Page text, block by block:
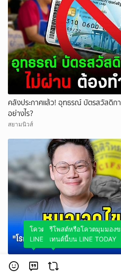
คลังประกาศแล้ว! อุทธรณ์ บัตรสวัสดิก
อย่างไร?
สยามนิวส์
หมอเจดไขคำตอบ! โรคแม่ม่าย คืออะไร
หลายคนเข้าใจผิด
โควตมุมมองของคุณผ่านคอนเท
LINE TODAY
รีโพสต์หรือโควตมุมมอง
เทนต์นี้บน LINE TODAY